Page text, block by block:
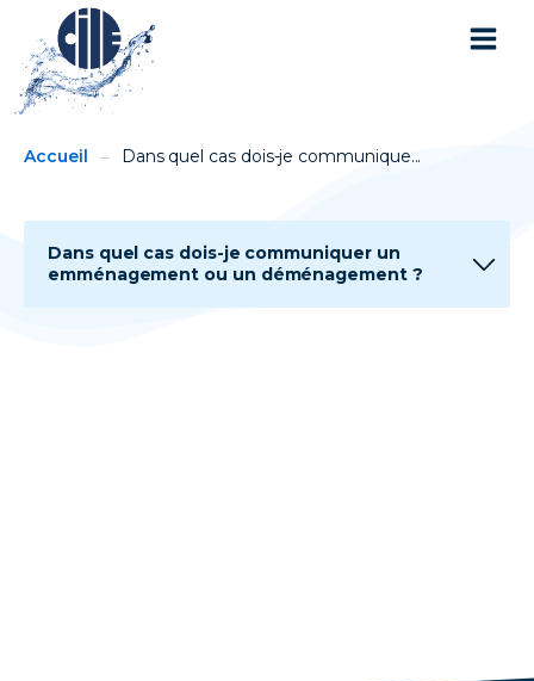
Breadcrumbs
You
Accueil Dans quel cas dois-je communique...
Dans quel cas dois-je communiquer un
emménagement ou un déménagement ?